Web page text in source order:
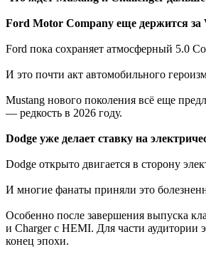
Ford Motor Company еще держится за
Ford пока сохраняет атмосферный 5.0
И это почти акт автомобильного
Mustang нового поколения всё еще
— редкость в 2026 году.
Dodge уже делает ставку на
Dodge открыто двигается в сторону
И многие фанаты приняли это
Особенно после завершения выпуска
и Charger с HEMI. Для части аудитории
конец эпохи.